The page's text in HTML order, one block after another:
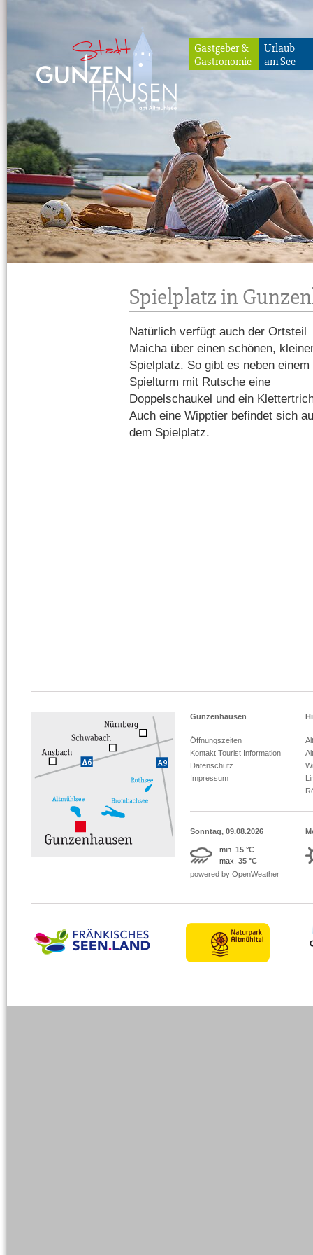
Gunzenhausen
Gastgeber &
Gastronomie
Urlaub
am See
Spielplatz in
Natürlich verfügt auch der Ortsteil
Maicha über einen schönen,
Spielplatz. So gibt es neben einem
Spielturm mit Rutsche eine
Doppelschaukel und ein
Auch eine Wipptier befindet sich
dem Spielplatz.
Gunzenhausen
Öffnungszeiten
Kontakt Tourist Information
Datenschutz
Impressum
Sonntag, 09.08.2026
min. 15 °C
max. 35 °C
powered by OpenWeather